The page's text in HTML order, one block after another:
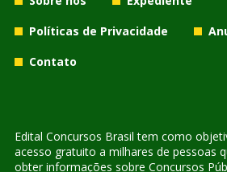
Políticas de Privacidade
Contato
Edital Concursos Brasil tem como
acesso gratuito a milhares de pessoas
obter informações sobre Concursos